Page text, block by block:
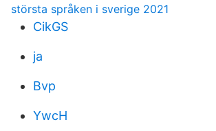
största språken i sverige 2021
CikGS
ja
Bvp
YwcH